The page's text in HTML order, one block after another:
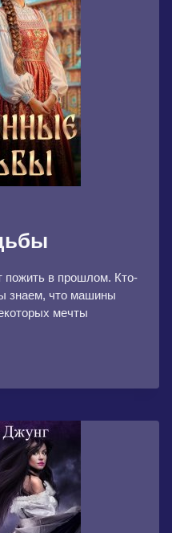
пожить в прошлом. Кто-
знаем, что машины
мечты